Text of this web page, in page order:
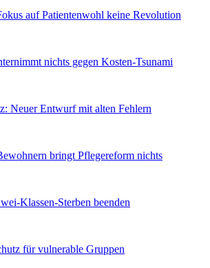
auf Patientenwohl keine Revolution
nichts gegen Kosten-Tsunami
Neuer Entwurf mit alten Fehlern
bringt Pflegereform nichts
Klassen-Sterben beenden
für vulnerable Gruppen